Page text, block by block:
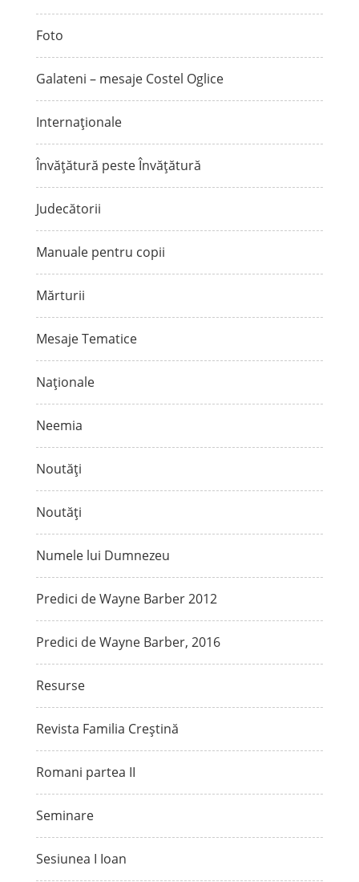
Foto
Galateni – mesaje Costel Oglice
Internaționale
Învățătură peste Învățătură
Judecătorii
Manuale pentru copii
Mărturii
Mesaje Tematice
Naționale
Neemia
Noutăți
Noutăți
Numele lui Dumnezeu
Predici de Wayne Barber 2012
Predici de Wayne Barber, 2016
Resurse
Revista Familia Creștină
Romani partea II
Seminare
Sesiunea I Ioan